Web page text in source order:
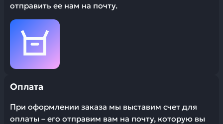
отправить ее нам на почту.
Оплата
При оформлении заказа мы выставим счет для
оплаты – его отправим вам на почту, которую вы